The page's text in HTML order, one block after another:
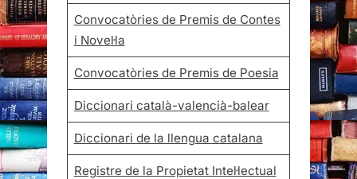
Convocatòries de Premis de Contes
i Novel·la
Convocatòries de Premis de Poesia
Diccionari català-valencià-balear
Diccionari de la llengua catalana
Registre de la Propietat Intel·lectual